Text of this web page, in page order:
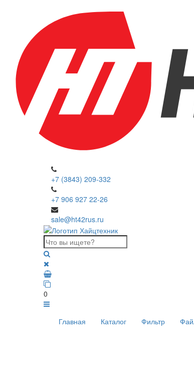
+7 (3843) 209-332
+7 906 927 22-26
sale@ht42rus.ru
0
Главная Каталог Фильтр